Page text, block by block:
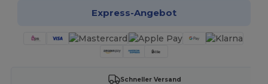
Express-Angebot
Schneller Versand